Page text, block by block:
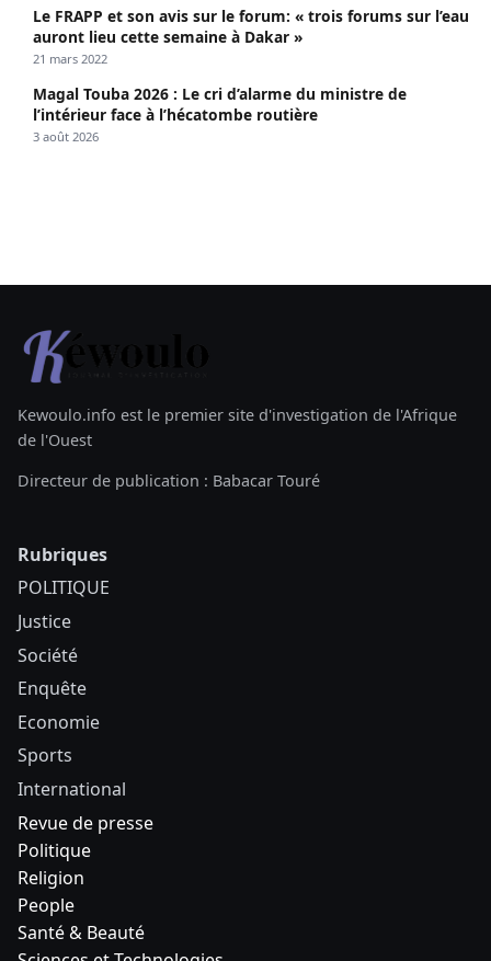
Le FRAPP et son avis sur le forum: « trois forums sur l’eau
auront lieu cette semaine à Dakar »
21 mars 2022
Magal Touba 2026 : Le cri d’alarme du ministre de
l’intérieur face à l’hécatombe routière
3 août 2026
Kewoulo.info est le premier site d'investigation de l'Afrique
de l'Ouest
Directeur de publication : Babacar Touré
Rubriques
POLITIQUE
Justice
Société
Enquête
Economie
Sports
International
Revue de presse
Politique
Religion
People
Santé & Beauté